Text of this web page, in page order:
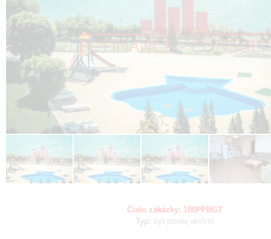
Číslo zakázky: 100PFBGT
Typ: byt prodej aktivní